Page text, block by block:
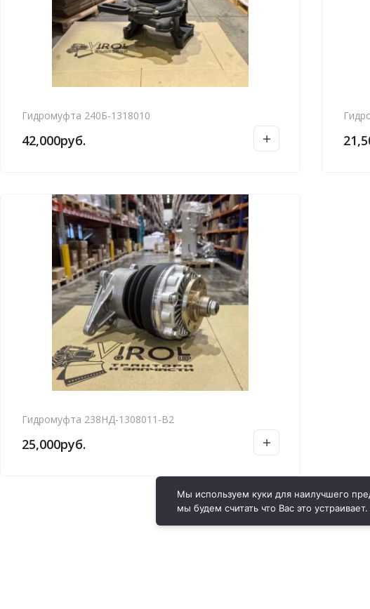
Гидромуфта 240Б-1318010
42,000руб.
Гидромуфта 238НД-1308011-В2
25,000руб.
Мы используем куки для наилучшего
мы будем считать что Вас это устраивает.